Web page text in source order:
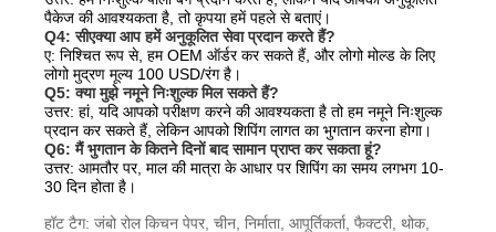
पैकेज की आवश्यकता है, तो कृपया हमें पहले से बताएं।
Q4: सीएक्या आप हमें अनुकूलित सेवा प्रदान करते हैं?
ए: निश्चित रूप से, हम OEM ऑर्डर कर सकते हैं, और लोगो मोल्ड के लिए
लोगो मुद्रण मूल्य 100 USD/रंग है।
Q5: क्या मुझे नमूने निःशुल्क मिल सकते हैं?
उत्तर: हां, यदि आपको परीक्षण करने की आवश्यकता है तो हम नमूने निःशुल्क
प्रदान कर सकते हैं, लेकिन आपको शिपिंग लागत का भुगतान करना होगा।
Q6: मैं भुगतान के कितने दिनों बाद सामान प्राप्त कर सकता हूं?
उत्तर: आमतौर पर, माल की मात्रा के आधार पर शिपिंग का समय लगभग 10-
30 दिन होता है।
हॉट टैग: जंबो रोल किचन पेपर, चीन, निर्माता, आपूर्तिकर्ता, फैक्टरी, थोक,